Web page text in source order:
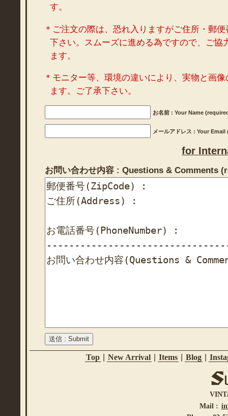
す。
＊ご注文の際は、恐れ入りますがご住所・郵
下さい。スムーズに進める為ですので、ご協
ます。
＊モニター等、環境の違いにより、実物と画
ます。ご了承下さい。
お名前 : Your Name
メールアドレス : Your
for
お問い合わせ内容 : Questions & Comments
Top New Arrival Items Blog
Mail :